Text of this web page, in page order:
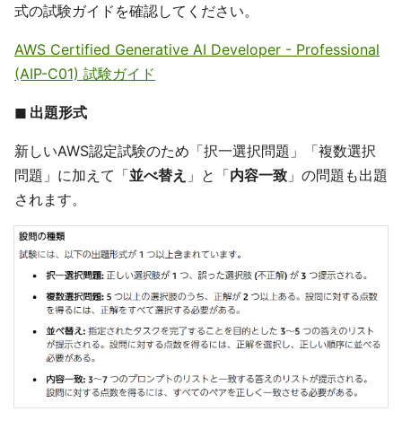
式の試験ガイドを確認してください。
AWS Certified Generative AI Developer - Professional
(AIP-C01) 試験ガイド
◼︎ 出題形式
新しいAWS認定試験のため「択一選択問題」「複数選択
問題」に加えて「並べ替え 」と「内容一致 」の問題も出題
されます。